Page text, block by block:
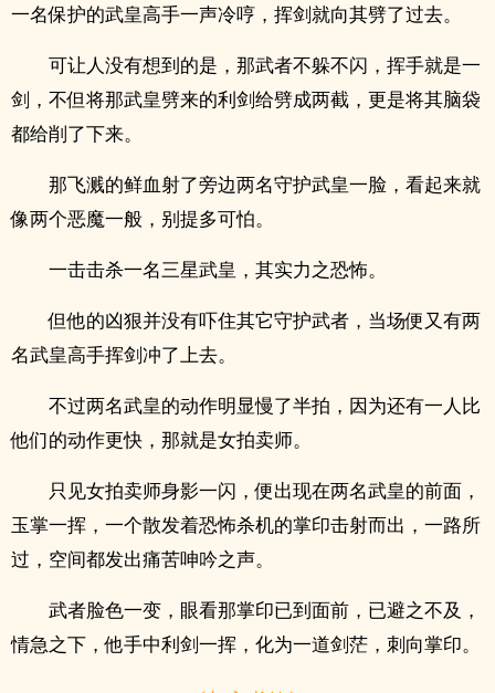
一名保护的武皇高手一声冷哼，挥剑就向其劈了过去。
可让人没有想到的是，那武者不躲不闪，挥手就是一
剑，不但将那武皇劈来的利剑给劈成两截，更是将其脑袋
都给削了下来。
那飞溅的鲜血​‎射‍­了­旁边两名守护武皇一脸，看起来就
像两个恶魔一般，别提多可怕。
一击击杀一名三星武皇，其实力之恐怖。
但他的凶狠并没有吓住其它守护武者，当场便又有两
名武皇高手挥剑冲了上去。
不过两名武皇的动作明显慢了半拍，因为还有一人比
他们的动作更快，那就是女拍卖师。
只见女拍卖师身影一闪，便出现在两名武皇的前面，
玉掌一挥，一个散发着恐怖杀机的掌印击射而出，一路所
过，空间都发出痛苦呻吟之声。
武者脸色一变，眼看那掌印已到面前，已避之不及，
情急之下，他手中利剑一挥，化为一道剑茫，刺向掌印。